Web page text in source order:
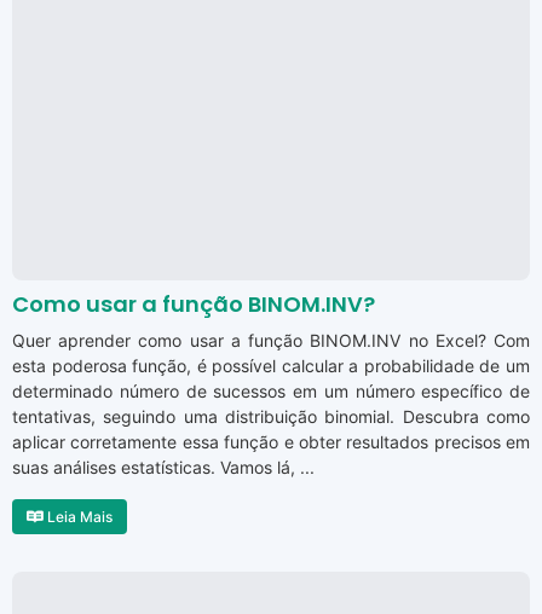
Como usar a função BINOM.INV?
Quer aprender como usar a função BINOM.INV no Excel? Com
esta poderosa função, é possível calcular a probabilidade de um
determinado número de sucessos em um número específico de
tentativas, seguindo uma distribuição binomial. Descubra como
aplicar corretamente essa função e obter resultados precisos em
suas análises estatísticas. Vamos lá, ...
Leia Mais